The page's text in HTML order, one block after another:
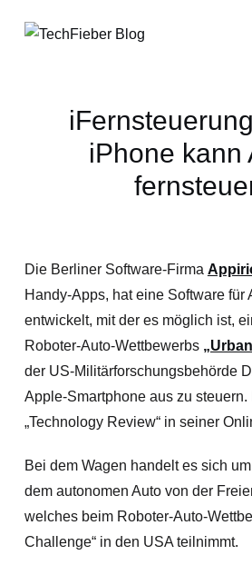
iPhone kann
Die Berliner Software-Firma
Handy-Apps, hat eine Software für
entwickelt, mit der es möglich ist,
Roboter-Auto-Wettbewerbs
der US-Militärforschungsbehörde
Apple-Smartphone aus zu
„Technology Review“ in seiner
Bei dem Wagen handelt es sich um
dem autonomen Auto von der
welches beim Roboter-Auto-
Challenge“ in den USA teilnimmt.